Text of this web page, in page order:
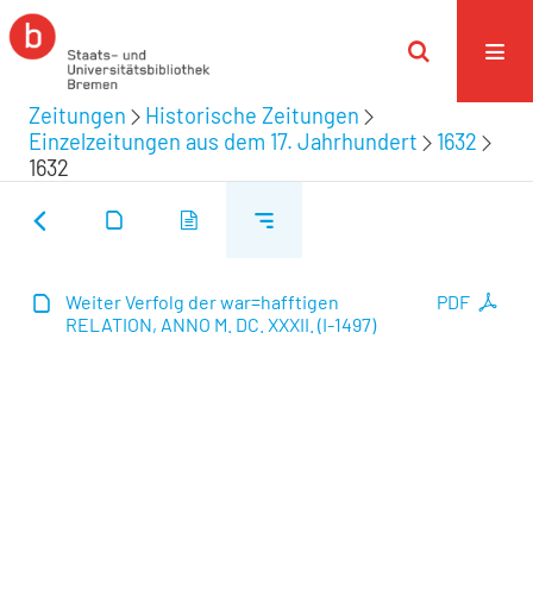
Zeitungen
Historische Zeitungen
Einzelzeitungen aus dem 17. Jahrhundert
1632
1632
PDF
Weiter Verfolg der war=hafftigen
RELATION, ANNO M. DC. XXXII. (I-1497)